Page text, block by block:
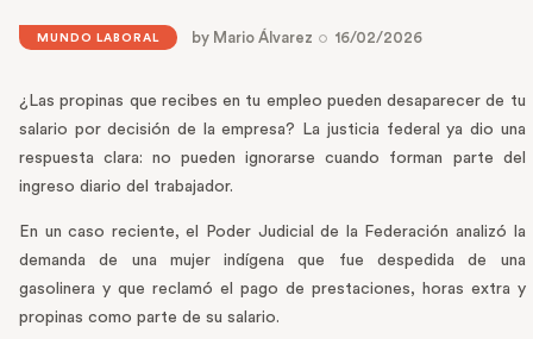
MUNDO LABORAL by Mario Álvarez 16/02/2026
¿Las propinas que recibes en tu empleo pueden desaparecer de tu
salario por decisión de la empresa? La justicia federal ya dio una
respuesta clara: no pueden ignorarse cuando forman parte del
ingreso diario del trabajador.
En un caso reciente, el Poder Judicial de la Federación analizó la
demanda de una mujer indígena que fue despedida de una
gasolinera y que reclamó el pago de prestaciones, horas extra y
propinas como parte de su salario.